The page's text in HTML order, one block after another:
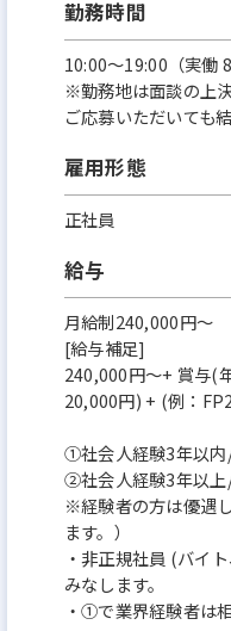
勤務時間
10:00〜19:00（実働
※勤務地は面談の上
ご応募いただいても結
雇用形態
正社員
給与
月給制240,000円～
[給与補足]
240,000円～+ 賞与(
20,000円) + (例：
①社会人経験3年以
②社会人経験3年以
※経験者の方は優遇
ます。）
・非正規社員 (バイ
みなします。
・①で業界経験者は